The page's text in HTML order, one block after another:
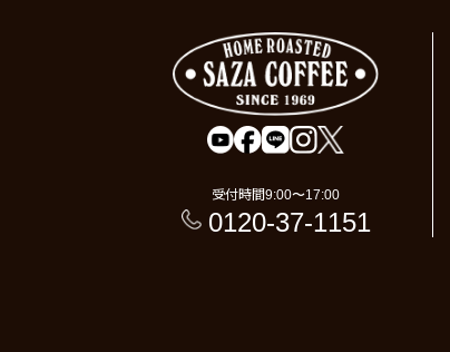
受付時間9:00〜17:00
0120-37-1151